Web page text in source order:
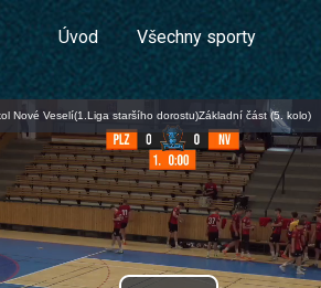
Úvod Všechny sporty
Nové Veselí(1.Liga staršího dorostu)Základní část (5. kolo)